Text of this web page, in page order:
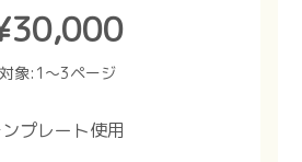
対象:1〜3ページ
プレート使用